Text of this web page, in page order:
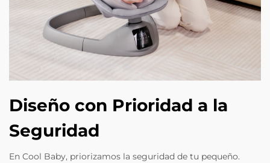
Diseño con Prioridad a la
Seguridad
En Cool Baby, priorizamos la seguridad de tu pequeño.